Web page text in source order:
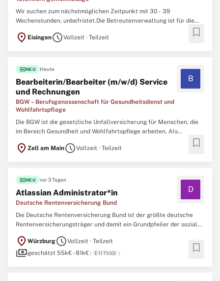
Wir suchen zum nächstmöglichen Zeitpunkt mit 30 - 39
Wochenstunden, unbefristet.Die Betreutenverwaltung ist für die
Verwaltung unserer rund 1.100 Klient:innen im St. Josefs-Stift und
Erthal Sozialwerk zuständig. Wir sind zentraler Ansprechpartner
location_on EisingenscheduleVollzeit · Teilzeit bookmark
fiber_newNEU Heute
Bearbeiterin/Bearbeiter (m/w/d) Service
und Rechnungen
BGW – Berufsgenossenschaft für Gesundheitsdienst und
Wohlfahrtspflege
B
Die BGW ist die gesetzliche Unfallversicherung für Menschen, die
im Bereich Gesundheit und Wohlfahrtspflege arbeiten. Als
werden – zum Beispiel in Würzburg als Bearbeiterin/Bearbeiter
location_on Zell am MainscheduleVollzeit · Teilzeit bookmark
fiber_newNEU vor 3 Tagen
Atlassian Administrator*in
Deutsche Rentenversicherung Bund
D
Die Deutsche Rentenversicherung Bund ist der größte deutsche
Rentenversicherungsträger und damit ein Grundpfeiler der sozialen
gesamtes Leben lang – vom Berufsanfang bis ins Rentenalter. 24,2
Millionen Versicherte, 10,8 Millionen Rentner*innen ...
location_on WürzburgscheduleVollzeit · Teilzeit
paymentsgeschätzt 55k€ - 81k€( E 11 TVöD ) bookmark